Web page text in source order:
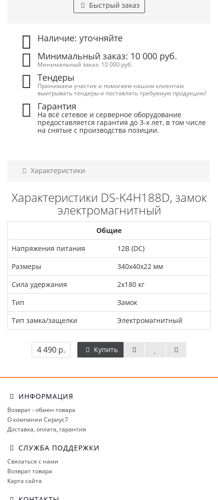
Быстрый заказ
Наличие: уточняйте
Минимальный заказ: 10 000 руб.
Минимальный заказ: 10 000 руб.
Тендеры
Принимаем участие и помогаем нашим клиентам
выигрывать тендеры и поставлять требуемую продукцию!
Гарантия
На всё сетевое и серверное оборудование
предоставляется гарантия до 3-х лет, в том числе
на снятые с производства позиции.
Характеристики
Характеристики DS-K4H188D, замок
электромагнитный
Общие
Напряжения питания
12В (DC)
Размеры
340х40х22 мм
Сила удержания
2х180 кг
Тип
Замок
Тип замка/защелки
Электромагнитный
4 490 р. Купить
ИНФОРМАЦИЯ
Возврат - обмен товара
О компании Сириус7
Доставка, оплата, гарантия
СЛУЖБА ПОДДЕРЖКИ
Связаться с нами
Возврат товара
Карта сайта